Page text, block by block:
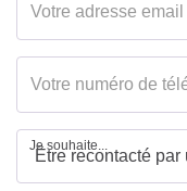
Je souhaite...